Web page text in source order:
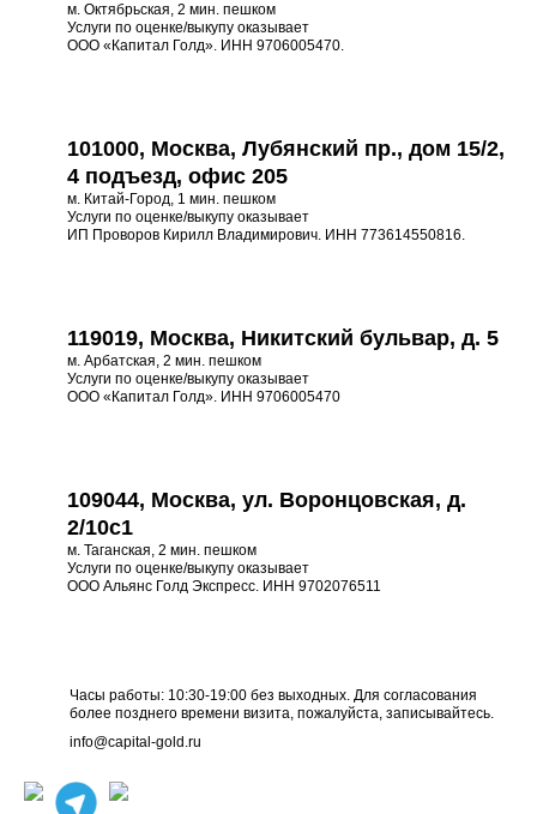
м. Октябрьская, 2 мин. пешком
Услуги по оценке/выкупу оказывает
ООО «Капитал Голд». ИНН 9706005470.
101000, Москва, Лубянский пр., дом 15/2,
4 подъезд, офис 205
м. Китай-Город, 1 мин. пешком
Услуги по оценке/выкупу оказывает
ИП Проворов Кирилл Владимирович. ИНН 773614550816.
119019, Москва, Никитский бульвар, д. 5
м. Арбатская, 2 мин. пешком
Услуги по оценке/выкупу оказывает
ООО «Капитал Голд». ИНН 9706005470
109044, Москва, ул. Воронцовская, д.
2/10с1
м. Таганская, 2 мин. пешком
Услуги по оценке/выкупу оказывает
ООО Альянс Голд Экспресс. ИНН 9702076511
Часы работы: 10:30-19:00 без выходных. Для согласования
более позднего времени визита, пожалуйста, записывайтесь.
info@capital-gold.ru